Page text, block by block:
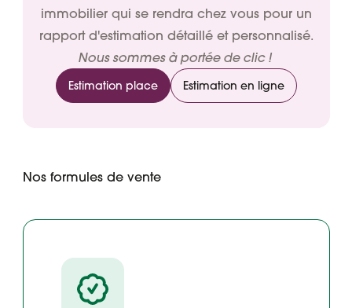
immobilier qui se rendra chez vous pour un
rapport d'estimation détaillé et personnalisé.
Nous sommes à portée de clic !
Estimation place Estimation en ligne
Nos formules de vente